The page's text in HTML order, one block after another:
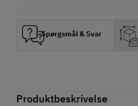
Produktbeskrivelse
Spørgsmål & Svar